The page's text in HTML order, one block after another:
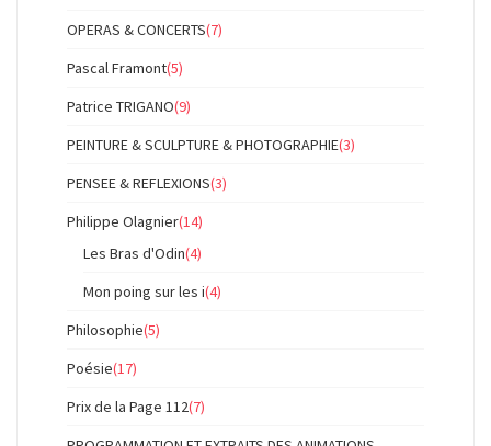
OPERAS & CONCERTS(7)
Pascal Framont(5)
Patrice TRIGANO(9)
PEINTURE & SCULPTURE & PHOTOGRAPHIE(3)
PENSEE & REFLEXIONS(3)
Philippe Olagnier(14)
Les Bras d'Odin(4)
Mon poing sur les i(4)
Philosophie(5)
Poésie(17)
Prix de la Page 112(7)